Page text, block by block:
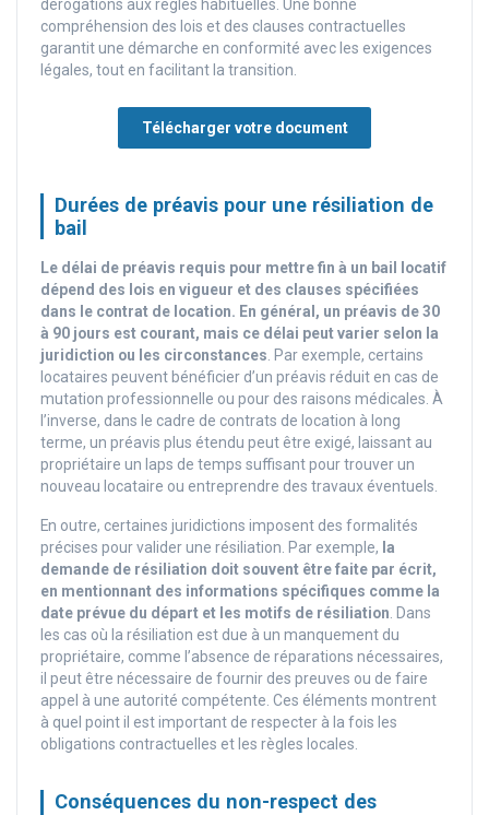
dérogations aux règles habituelles. Une bonne
compréhension des lois et des clauses contractuelles
garantit une démarche en conformité avec les exigences
légales, tout en facilitant la transition.
Télécharger votre document
Durées de préavis pour une résiliation de
bail
Le délai de préavis requis pour mettre fin à un bail locatif
dépend des lois en vigueur et des clauses spécifiées
dans le contrat de location. En général, un préavis de 30
à 90 jours est courant, mais ce délai peut varier selon la
juridiction ou les circonstances . Par exemple, certains
locataires peuvent bénéficier d’un préavis réduit en cas de
mutation professionnelle ou pour des raisons médicales. À
l’inverse, dans le cadre de contrats de location à long
terme, un préavis plus étendu peut être exigé, laissant au
propriétaire un laps de temps suffisant pour trouver un
nouveau locataire ou entreprendre des travaux éventuels.
En outre, certaines juridictions imposent des formalités
précises pour valider une résiliation. Par exemple, la
demande de résiliation doit souvent être faite par écrit,
en mentionnant des informations spécifiques comme la
date prévue du départ et les motifs de résiliation. Dans
les cas où la résiliation est due à un manquement du
propriétaire, comme l’absence de réparations nécessaires,
il peut être nécessaire de fournir des preuves ou de faire
appel à une autorité compétente. Ces éléments montrent
à quel point il est important de respecter à la fois les
obligations contractuelles et les règles locales.
Conséquences du non-respect des